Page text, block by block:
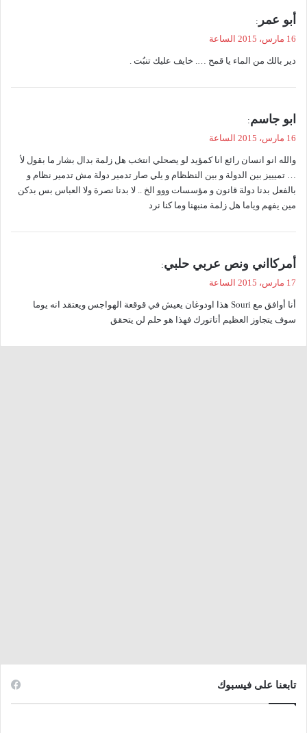
ي
ل
أبو عمر :
16 مارس، 2015 الساعة
دير بالك من الماء يا قمح …. خايف عليك تنبُت .
ي
ل
ابو جاسم :
16 مارس، 2015 الساعة
والله انو انسان رائع انا كمؤيد لو يصحلي انتخب هل زلمة بدال بشار ما بقول لأ
… تميييز بين الدولة و بين النظظام و يلي صار تدمير دولة مش تدمير نظام و
بالفعل بدنا دولة قانون و مؤسسات ووو الخ .. لا بدنا نصرة ولا العباس بس بدكن
مين يفهم وياما هل زلمة منبهنا وما كنا نرد
ي
ل
أمركااني ونص عربي حلبي:
17 مارس، 2015 الساعة
أنا أوافق مع Souri هذا اودوغان يعيش في قوقعة الهواجس ويعتقد انه يوما
سوف يتجاوز العظيم أتاتورك فهذا هو حلم لن يتحقق
تابعنا على فيسبوك